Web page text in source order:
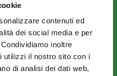
contenuti ed
dei social media e per
inoltre
utilizzi il nostro sito con i
di analisi dei dati web,
Giovanili
Locale